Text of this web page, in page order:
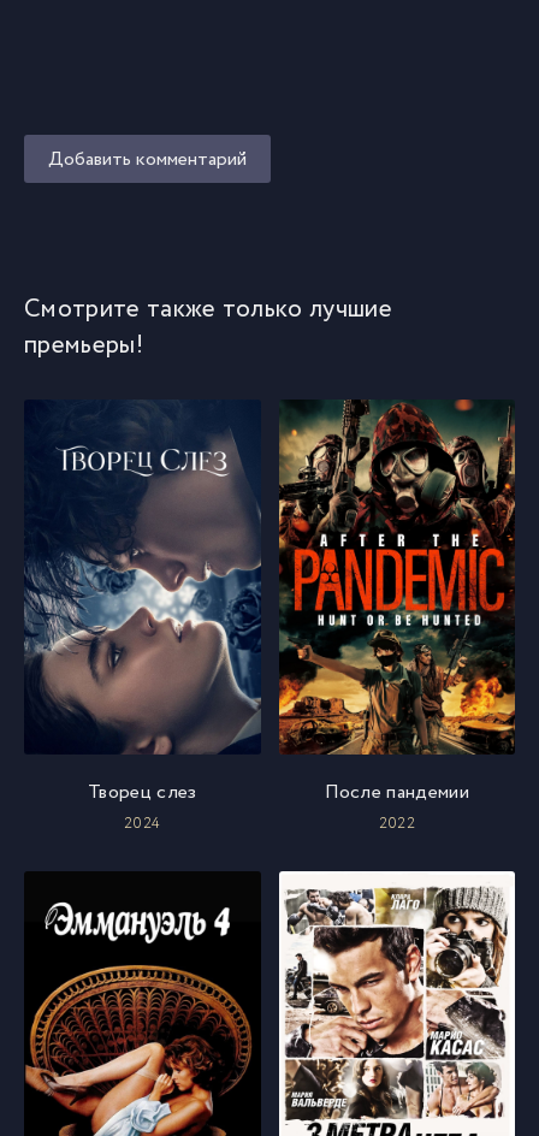
Добавить комментарий
Смотрите также только лучшие
премьеры!
Творец слез
2024
После пандемии
2022